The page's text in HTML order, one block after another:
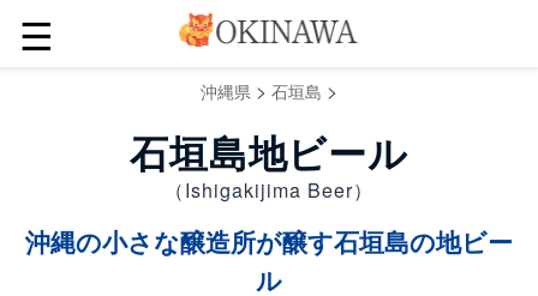
☰
沖縄県 > 石垣島 >
石垣島地ビール
（Ishigakijima Beer）
沖縄の小さな醸造所が醸す石垣島の地ビー
ル